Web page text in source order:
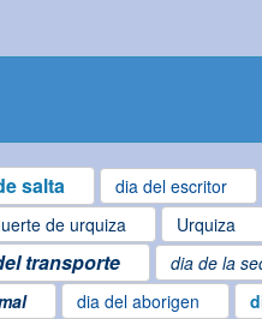
salta dia del escritor
de urquiza Urquiza
transporte dia de la
dia del aborigen